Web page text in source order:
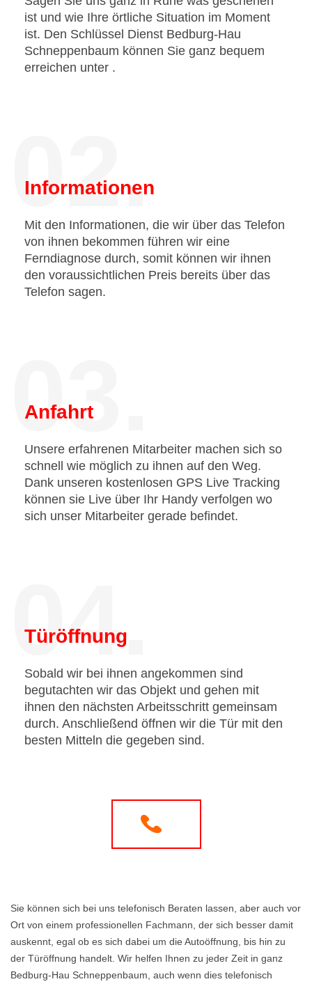
ist und wie Ihre örtliche Situation im Moment
ist. Den Schlüssel Dienst Bedburg-Hau
Schneppenbaum können Sie ganz bequem
erreichen unter .
02.
Informationen
Mit den Informationen, die wir über das Telefon
von ihnen bekommen führen wir eine
Ferndiagnose durch, somit können wir ihnen
den voraussichtlichen Preis bereits über das
Telefon sagen.
03.
Anfahrt
Unsere erfahrenen Mitarbeiter machen sich so
schnell wie möglich zu ihnen auf den Weg.
Dank unseren kostenlosen GPS Live Tracking
können sie Live über Ihr Handy verfolgen wo
sich unser Mitarbeiter gerade befindet.
04.
Türöffnung
Sobald wir bei ihnen angekommen sind
begutachten wir das Objekt und gehen mit
ihnen den nächsten Arbeitsschritt gemeinsam
durch. Anschließend öffnen wir die Tür mit den
besten Mitteln die gegeben sind.
Sie können sich bei uns telefonisch Beraten lassen, aber auch vor
Ort von einem professionellen Fachmann, der sich besser damit
auskennt, egal ob es sich dabei um die Autoöffnung, bis hin zu
der Türöffnung handelt. Wir helfen Ihnen zu jeder Zeit in ganz
Bedburg-Hau Schneppenbaum, auch wenn dies telefonisch